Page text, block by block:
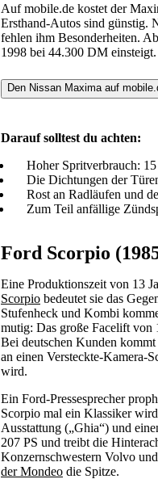
Auf mobile.de kostet der
Ersthand-Autos sind günstig.
fehlen ihm Besonderheiten.
1998 bei 44.300 DM
Den Nissan Maxima auf
Darauf solltest du achten:
Hoher Spritverbrauch:
Die Dichtungen der
Rost an Radläufen und
Zum Teil anfällige
Ford Scorpio
Eine Produktionszeit von 13
Scorpio bedeutet sie das
Stufenheck und Kombi
mutig: Das große Facelift von
Bei deutschen Kunden
an einen Versteckte-Kamera-
wird.
Ein Ford-Pressesprecher
Scorpio mal ein Klassiker
Ausstattung („Ghia“) und
207 PS und treibt die
Konzernschwestern Volvo
der Mondeo die Spitze.